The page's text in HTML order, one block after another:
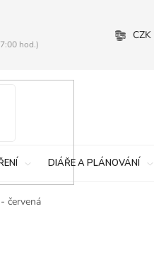
hod.)
CZK
DIÁŘE A PLÁNOVÁNÍ
červená